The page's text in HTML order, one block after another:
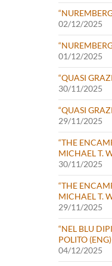
02/12/2025
01/12/2025
“QUASI
30/11/2025
“QUASI
29/11/2025
“THE
MICHAEL T.
30/11/2025
“THE
MICHAEL T.
29/11/2025
“NEL BLU
POLITO (ENG)
04/12/2025